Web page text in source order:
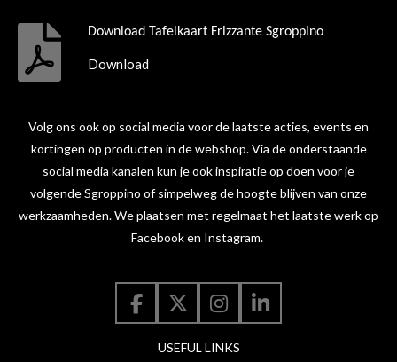
Download Tafelkaart Frizzante Sgroppino
Download
Volg ons ook op social media voor de laatste acties, events en
kortingen op producten in de webshop. Via de onderstaande
social media kanalen kun je ook inspiratie op doen voor je
volgende Sgroppino of simpelweg de hoogte blijven van onze
werkzaamheden. We plaatsen met regelmaat het laatste werk op
Facebook en Instagram.
F
a
X
I
n
s
L
i
USEFUL LINKS